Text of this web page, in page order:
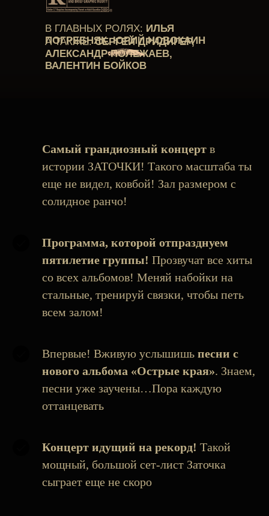
В ГЛАВНЫХ РОЛЯХ: ИЛЬЯ
ПОГРЕБНЯК. ЮРИЙ НОВОКАИН
А ТАКЖЕ:СЕРГЕЙ ДРИДИГЕР,
АЛЕКСАНДР ПОЛЕЖАЕВ,
ВАЛЕНТИН БОЙКОВ
Самый грандиозный концерт в
истории ЗАТОЧКИ! Такого масштаба ты
еще не видел, ковбой! Зал размером с
солидное ранчо!
Программа, которой отпразднуем
пятилетие группы! Прозвучат все хиты
со всех альбомов! Меняй набойки на
стальные, тренируй связки, чтобы петь
всем залом!
Впервые! Вживую услышишь песни с
нового альбома «Острые края». Знаем,
песни уже заучены…Пора каждую
оттанцевать
Концерт идущий на рекорд! Такой
мощный, большой сет-лист Заточка
сыграет еще не скоро